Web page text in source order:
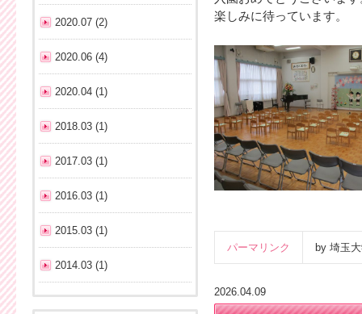
楽しみに待っています。
パーマリンク by 埼玉
2026.04.09
2020.07 (2)
2020.06 (4)
2020.04 (1)
2018.03 (1)
2017.03 (1)
2016.03 (1)
2015.03 (1)
2014.03 (1)